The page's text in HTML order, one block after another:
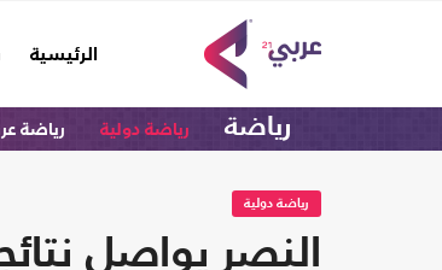
الرئيسية
(current)
رياضة رياضة دولية رياضة
رياضة دولية
النصر يواصل